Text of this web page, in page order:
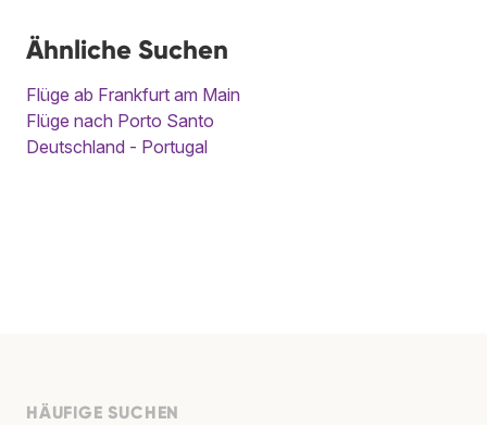
Ähnliche Suchen
Flüge ab Frankfurt am Main
Flüge nach Porto Santo
Deutschland - Portugal
HÄUFIGE SUCHEN